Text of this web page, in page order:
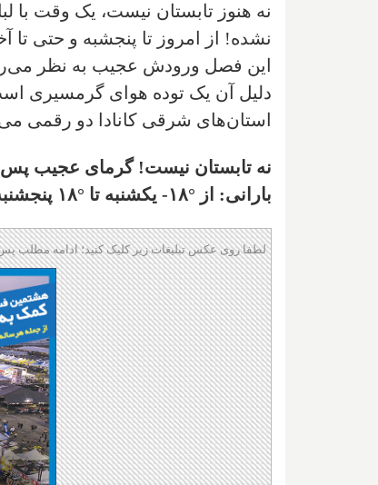
نه هنوز تابستان نیست، یک وقت با
نشده! از امروز تا پنجشبه و حتی
این فصل ورودش عجیب به نظر
دلیل آن یک توده هوای گرمسیری
استان‌های شرقی کانادا دو رقمی
نه تابستان نیست! گرمای عجیب پس
بارانی: از °۱۸- یکشنبه تا °۱۸ پنجشنبه
لطفا روی عکس تبلیغات زیر کلیک کنید؛ ادامه مطلب پس